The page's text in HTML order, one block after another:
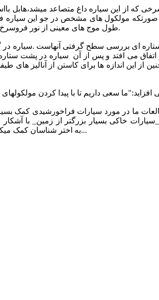
طول موج های معینی از نور فروسرخ طیف خطی خاصی را برجا میگذارد که نشان دهنده وجود کربن مونو اکسید و کربن دی اکسید در جو آن است.
ای بررسی سطح گرفتی آنهاست .سیاره
از جلو ستاره هر 2.2 روز یکبار اتفاق می افتد و
از این اندازه ها برای کاستن از آنالیز های
خاکی بسیار بزرگتر از زمین_ با
اتمسفر HD189733b به اختر شناسان کمک میکند تا با اصلاح روش های خود به دنبال سر نخهای دیگری از زندگی در سیارات دیگر باشند...